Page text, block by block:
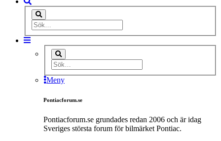
Meny
Pontiacforum.se
Pontiacforum.se grundades redan 2006 och är idag
Sveriges största forum för bilmärket Pontiac.